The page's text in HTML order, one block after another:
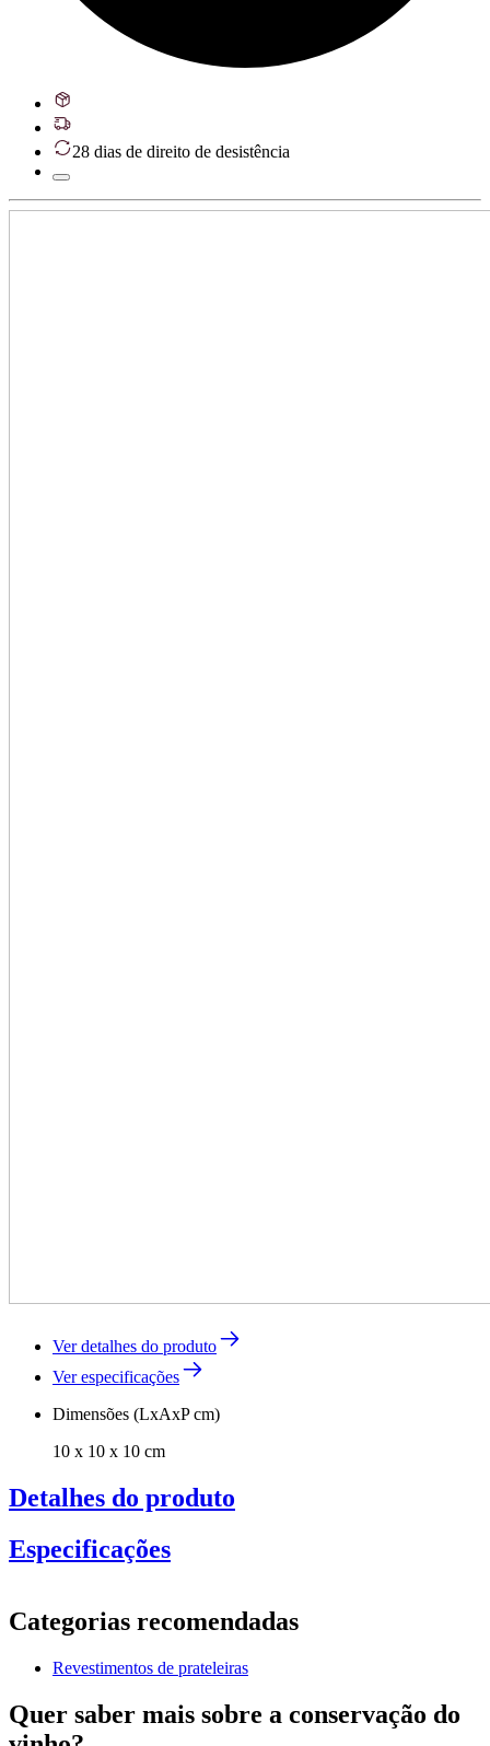
28 dias de direito de desistência
Ver detalhes do produto
Ver especificações
Dimensões (LxAxP cm)
10 x 10 x 10 cm
Detalhes do produto
Especificações
Número do produto5x_DZ01-1244-1
Geral
FabricantePevino
Categorias recomendadas
Revestimentos de prateleiras
Quer saber mais sobre a conservação do